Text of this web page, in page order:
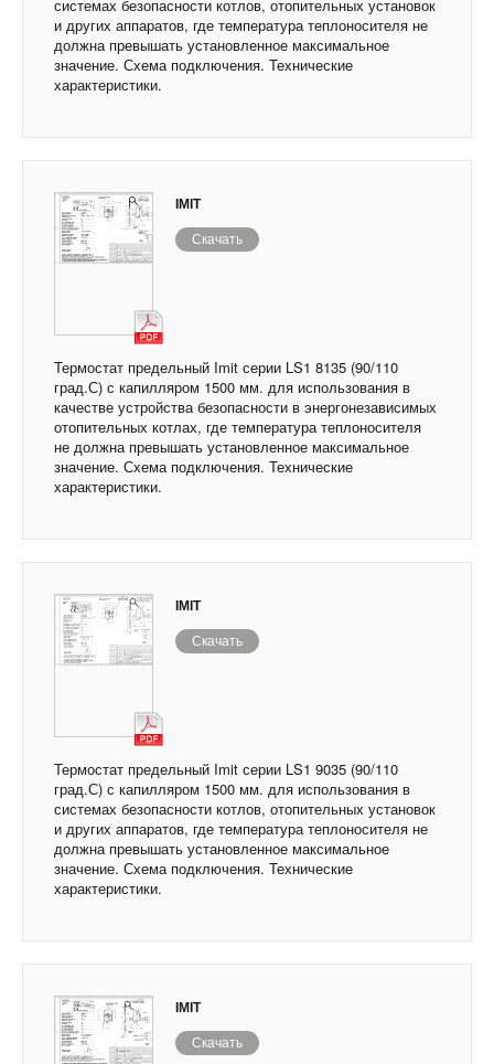
системах безопасности котлов, отопительных установок
и других аппаратов, где температура теплоносителя не
должна превышать установленное максимальное
значение. Схема подключения. Технические
характеристики.
IMIT
Скачать
Термостат предельный Imit серии LS1 8135 (90/110
град.С) с капилляром 1500 мм. для использования в
качестве устройства безопасности в энергонезависимых
отопительных котлах, где температура теплоносителя
не должна превышать установленное максимальное
значение. Схема подключения. Технические
характеристики.
IMIT
Скачать
Термостат предельный Imit серии LS1 9035 (90/110
град.С) с капилляром 1500 мм. для использования в
системах безопасности котлов, отопительных установок
и других аппаратов, где температура теплоносителя не
должна превышать установленное максимальное
значение. Схема подключения. Технические
характеристики.
IMIT
Скачать